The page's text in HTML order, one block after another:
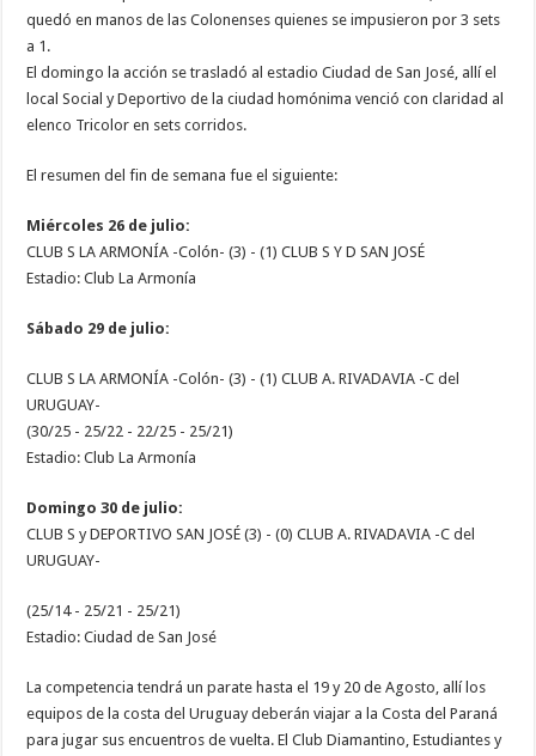
quedó en manos de las Colonenses quienes se impusieron por 3 sets
a 1.
El domingo la acción se trasladó al estadio Ciudad de San José, allí el
local Social y Deportivo de la ciudad homónima venció con claridad al
elenco Tricolor en sets corridos.
El resumen del fin de semana fue el siguiente:
Miércoles 26 de julio:
CLUB S LA ARMONÍA -Colón- (3) - (1) CLUB S Y D SAN JOSÉ
Estadio: Club La Armonía
Sábado 29 de julio:
CLUB S LA ARMONÍA -Colón- (3) - (1) CLUB A. RIVADAVIA -C del
URUGUAY-
(30/25 - 25/22 - 22/25 - 25/21)
Estadio: Club La Armonía
Domingo 30 de julio:
CLUB S y DEPORTIVO SAN JOSÉ (3) - (0) CLUB A. RIVADAVIA -C del
URUGUAY-
(25/14 - 25/21 - 25/21)
Estadio: Ciudad de San José
La competencia tendrá un parate hasta el 19 y 20 de Agosto, allí los
equipos de la costa del Uruguay deberán viajar a la Costa del Paraná
para jugar sus encuentros de vuelta. El Club Diamantino, Estudiantes y